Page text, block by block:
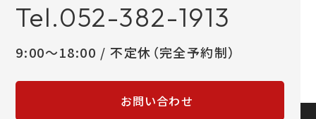
Tel.052-382-1913
9:00～18:00 / 不定休（完全予約制）
お問い合わせ